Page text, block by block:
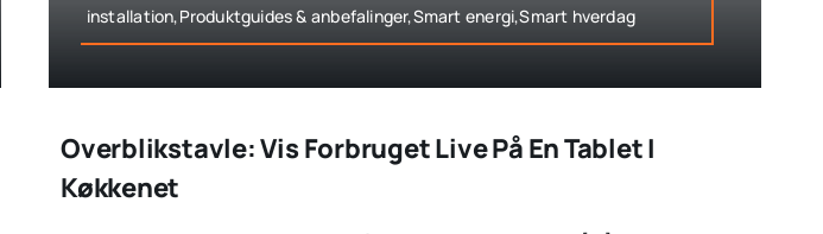
installation,Produktguides & anbefalinger,Smart energi,Smart hverdag
Overblikstavle: Vis Forbruget Live På En Tablet I
Køkkenet